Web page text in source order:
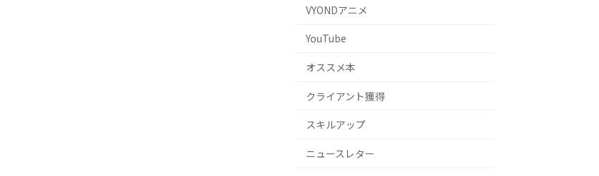
VYONDアニメ
YouTube
オススメ本
クライアント獲得
スキルアップ
ニュースレター